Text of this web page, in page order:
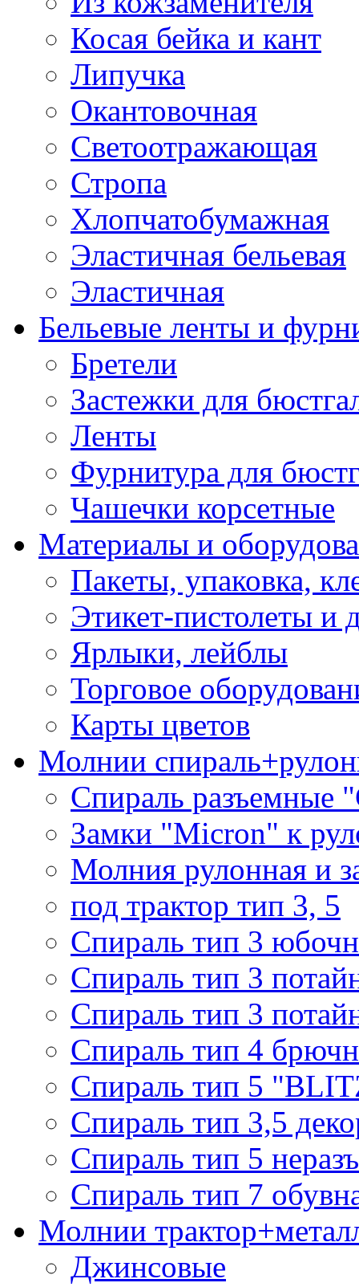
Косая бейка и кант
Липучка
Окантовочная
Светоотражающая
Стропа
Хлопчатобумажная
Эластичная бельевая
Эластичная
Бельевые ленты и
Бретели
Застежки для
Ленты
Фурнитура для
Чашечки корсетные
Материалы и
Пакеты, упаковка,
Этикет-пистолеты и
Ярлыки, лейблы
Торговое
Карты цветов
Молнии
Спираль разъемные
Замки "Micron" к
Молния рулонная и
под трактор тип 3, 5
Спираль тип 3
Спираль тип 3
Спираль тип 3
Спираль тип 4
Спираль тип 5
Спираль тип 3,5
Спираль тип 5
Спираль тип 7
Молнии
Джинсовые